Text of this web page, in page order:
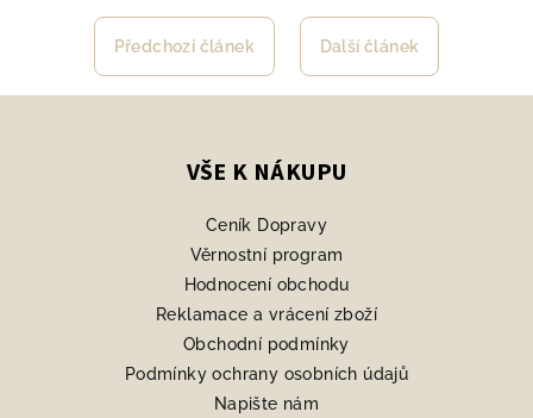
Předchozí článek Další článek
VŠE K NÁKUPU
Ceník Dopravy
Věrnostní program
Hodnocení obchodu
Reklamace a vrácení zboží
Obchodní podmínky
Podmínky ochrany osobních údajů
Napište nám